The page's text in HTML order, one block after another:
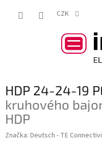
CZK
HDP 24-24-19
kruhového
HDP
Značka: Deutsch - TE